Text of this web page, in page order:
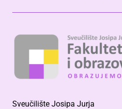
Sveučilište Josipa Jurja